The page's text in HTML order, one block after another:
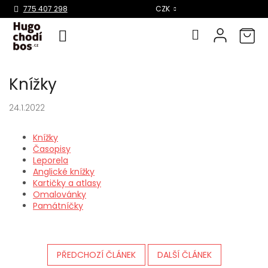
obsah
775 407 298 CZK
Knížky
24.1.2022
Knížky
Časopisy
Leporela
Anglické knížky
Kartičky a atlasy
Omalovánky
Památníčky
PŘEDCHOZÍ ČLÁNEK DALŠÍ ČLÁNEK